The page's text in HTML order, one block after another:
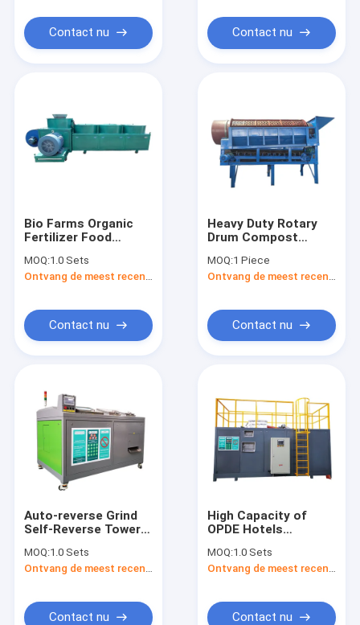
Contact nu Contact nu
Bio Farms Organic
Fertilizer Food
Machine
MOQ:1.0 Sets
Contact nu
Heavy Duty Rotary
Drum Compost
Screening Machine
Mining Trommel
MOQ:1 Piece
Contact nu
Auto-reverse Grind
Self-Reverse Tower-
Kitchen Waste Eco-
Friendly Organic
MOQ:1.0 Sets
Contact nu
High Capacity of
OPDE Hotels
in Fertilizer Machine -
OP-CC-10000
MOQ:1.0 Sets
Contact nu